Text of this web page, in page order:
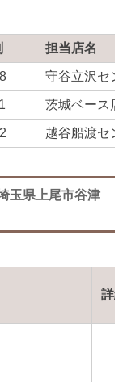
担当店名
守谷立沢セン
茨城ベース店
越谷船渡セン
玉県上尾市谷津
詳細